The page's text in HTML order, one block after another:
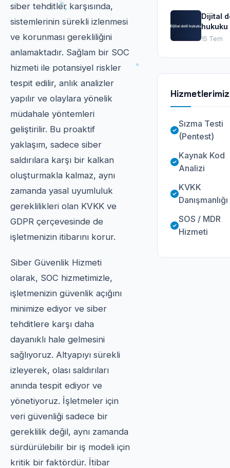
siber tehditler karşısında,
sistemlerinin sürekli izlenmesi
ve korunması gerekliliğini
anlamaktadır. Sağlam bir SOC
hizmeti ile potansiyel riskler
tespit edilir, anlık analizler
yapılır ve olaylara yönelik
müdahale yöntemleri
geliştirilir. Bu proaktif
yaklaşım, sadece siber
saldırılara karşı bir kalkan
oluşturmakla kalmaz, aynı
zamanda yasal uyumluluk
gereklilikleri olan KVKK ve
GDPR çerçevesinde de
işletmenizin itibarını korur.
Siber Güvenlik Hizmeti
olarak, SOC hizmetimizle,
işletmenizin güvenlik açığını
minimize ediyor ve siber
tehditlere karşı daha
dayanıklı hale gelmesini
sağlıyoruz. Altyapıyı sürekli
izleyerek, olası saldırıları
anında tespit ediyor ve
yönetiyoruz. İşletmeler için
veri güvenliği sadece bir
gereklilik değil, aynı zamanda
sürdürülebilir bir iş modeli için
kritik bir faktördür. İtibar
Dijital
hukuku
15 Tem
Hizmetlerimiz
Sızma Testi
(Pentest)
Kaynak Kod
Analizi
KVKK
Danışmanlığı
SOS / MDR
Hizmeti